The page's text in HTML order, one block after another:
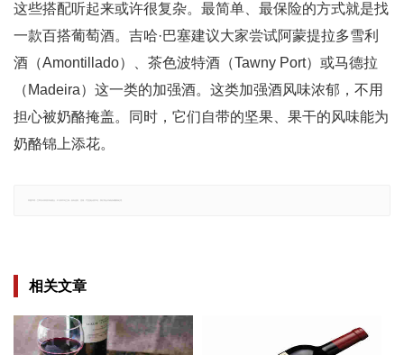
这些搭配听起来或许很复杂。最简单、最保险的方式就是找
一款百搭葡萄酒。吉哈·巴塞建议大家尝试阿蒙提拉多雪利
酒（Amontillado）、茶色波特酒（Tawny Port）或马德拉
（Madeira）这一类的加强酒。这类加强酒风味浓郁，不用
担心被奶酪掩盖。同时，它们自带的坚果、果干的风味能为
奶酪锦上添花。
相关文章